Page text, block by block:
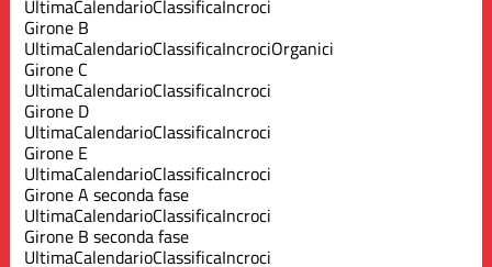
UltimaCalendarioClassificaIncroci
Girone B
UltimaCalendarioClassificaIncrociOrganici
Girone C
UltimaCalendarioClassificaIncroci
Girone D
UltimaCalendarioClassificaIncroci
Girone E
UltimaCalendarioClassificaIncroci
Girone A seconda fase
UltimaCalendarioClassificaIncroci
Girone B seconda fase
UltimaCalendarioClassificaIncroci